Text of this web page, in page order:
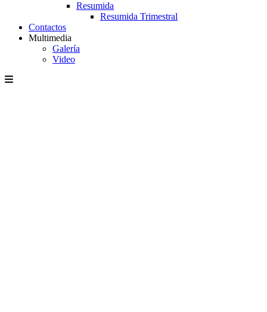
Resumida
Resumida Trimestral
Contactos
Multimedia
Galería
Video